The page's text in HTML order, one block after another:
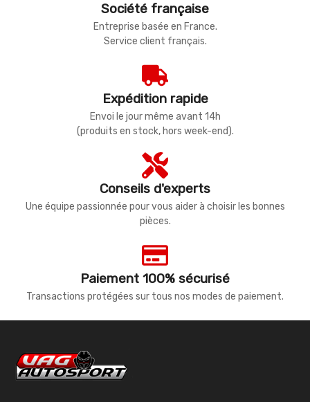
Société française
Entreprise basée en France.
Service client français.
Expédition rapide
Envoi le jour même avant 14h
(produits en stock, hors week-end).
Conseils d'experts
Une équipe passionnée pour vous aider à choisir les bonnes
pièces.
Paiement 100% sécurisé
Transactions protégées sur tous nos modes de paiement.